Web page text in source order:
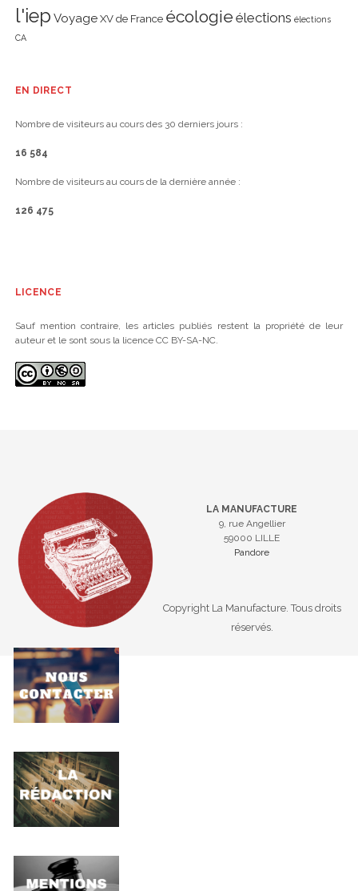
l'iep Voyage XV de France écologie élections élections
CA
EN DIRECT
Nombre de visiteurs au cours des 30 derniers jours :
16 584
Nombre de visiteurs au cours de la dernière année :
126 475
LICENCE
Sauf mention contraire, les articles publiés restent la propriété de leur
auteur et le sont sous la licence CC BY-SA-NC.
LA MANUFACTURE
9, rue Angellier
59000 LILLE
Pandore
Copyright La Manufacture. Tous droits
réservés.